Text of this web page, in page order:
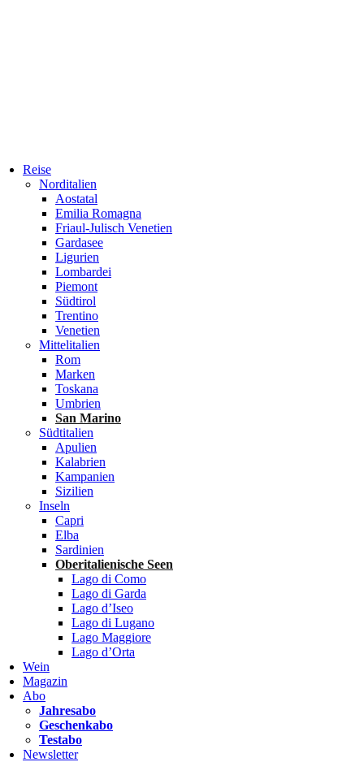
Reise
Norditalien
Aostatal
Emilia Romagna
Friaul-Julisch Venetien
Gardasee
Ligurien
Lombardei
Piemont
Südtirol
Trentino
Venetien
Mittelitalien
Rom
Marken
Toskana
Umbrien
San Marino
Südtitalien
Apulien
Kalabrien
Kampanien
Sizilien
Inseln
Capri
Elba
Sardinien
Oberitalienische Seen
Lago di Como
Lago di Garda
Lago d’Iseo
Lago di Lugano
Lago Maggiore
Lago d’Orta
Wein
Magazin
Abo
Jahresabo
Geschenkabo
Testabo
Newsletter